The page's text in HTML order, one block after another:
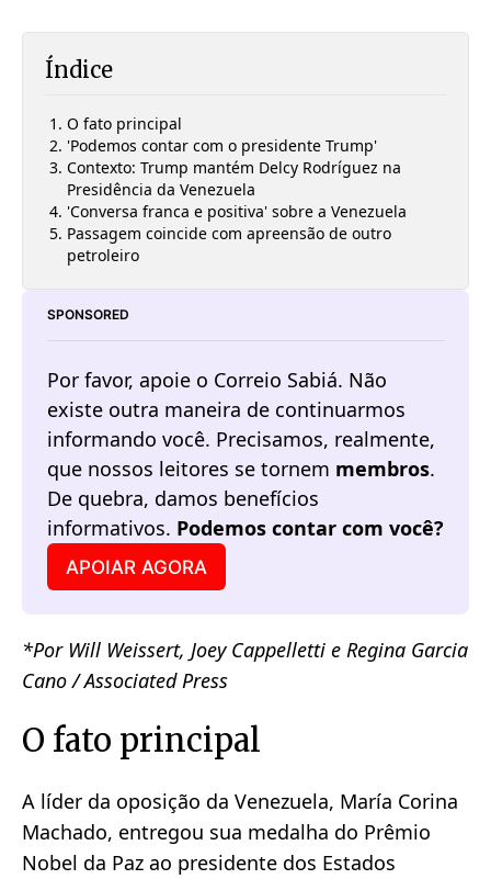
Índice
O fato principal
'Podemos contar com o presidente Trump'
Contexto: Trump mantém Delcy Rodríguez na
Presidência da Venezuela
'Conversa franca e positiva' sobre a Venezuela
Passagem coincide com apreensão de outro
petroleiro
SPONSORED
Por favor, apoie o Correio Sabiá. Não
existe outra maneira de continuarmos
informando você. Precisamos, realmente,
que nossos leitores se tornem membros.
De quebra, damos benefícios
informativos. Podemos contar com você?
APOIAR AGORA
*Por Will Weissert, Joey Cappelletti e Regina Garcia
Cano / Associated Press
O fato principal
A líder da oposição da Venezuela, María Corina
Machado, entregou sua medalha do Prêmio
Nobel da Paz ao presidente dos Estados